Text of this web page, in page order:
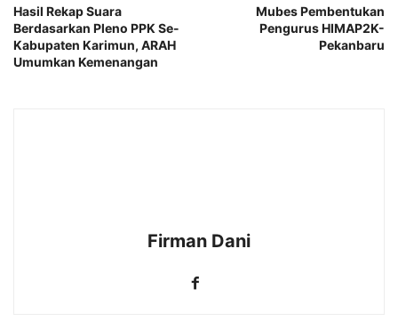
Hasil Rekap Suara
Berdasarkan Pleno PPK Se-
Kabupaten Karimun, ARAH
Umumkan Kemenangan
Mubes Pembentukan
Pengurus HIMAP2K-
Pekanbaru
Firman Dani